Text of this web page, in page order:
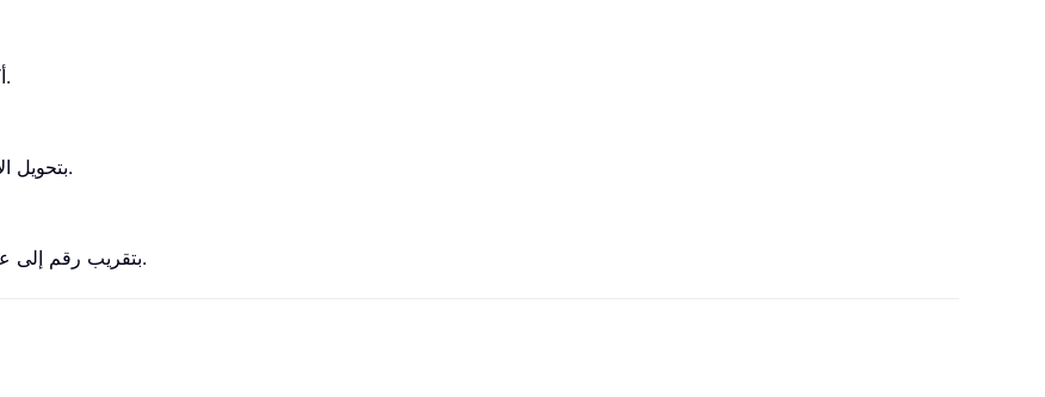
تُرجع دالة Excel MAXA أكبر قيمة من بين القيم المُدخلة.
تقوم دالة ROMAN بتحويل الأرقام إلى أرقام رومانية بصيغة نصية.
تقوم دالة Excel ROUND بتقريب رقم إلى عدد معيّن من المنازل العشرية.